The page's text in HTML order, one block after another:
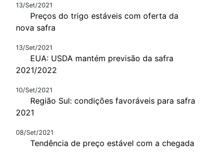
13/Set/2021
Preços do trigo estáveis com oferta da
nova safra
13/Set/2021
EUA: USDA mantém previsão da safra
2021/2022
10/Set/2021
Região Sul: condições favoráveis para safra
2021
08/Set/2021
Tendência de preço estável com a chegada